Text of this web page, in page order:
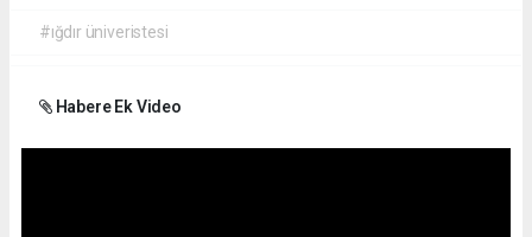
#ığdır üniveristesi
Habere Ek Video